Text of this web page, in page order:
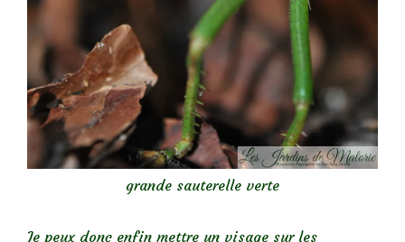
grande sauterelle verte
Je peux donc enfin mettre un visage sur les